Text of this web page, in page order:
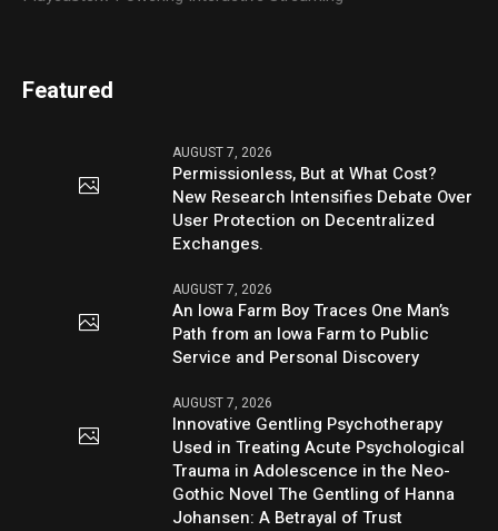
Featured
AUGUST 7, 2026
Permissionless, But at What Cost?
New Research Intensifies Debate Over
User Protection on Decentralized
Exchanges.
AUGUST 7, 2026
An Iowa Farm Boy Traces One Man’s
Path from an Iowa Farm to Public
Service and Personal Discovery
AUGUST 7, 2026
Innovative Gentling Psychotherapy
Used in Treating Acute Psychological
Trauma in Adolescence in the Neo-
Gothic Novel The Gentling of Hanna
Johansen: A Betrayal of Trust